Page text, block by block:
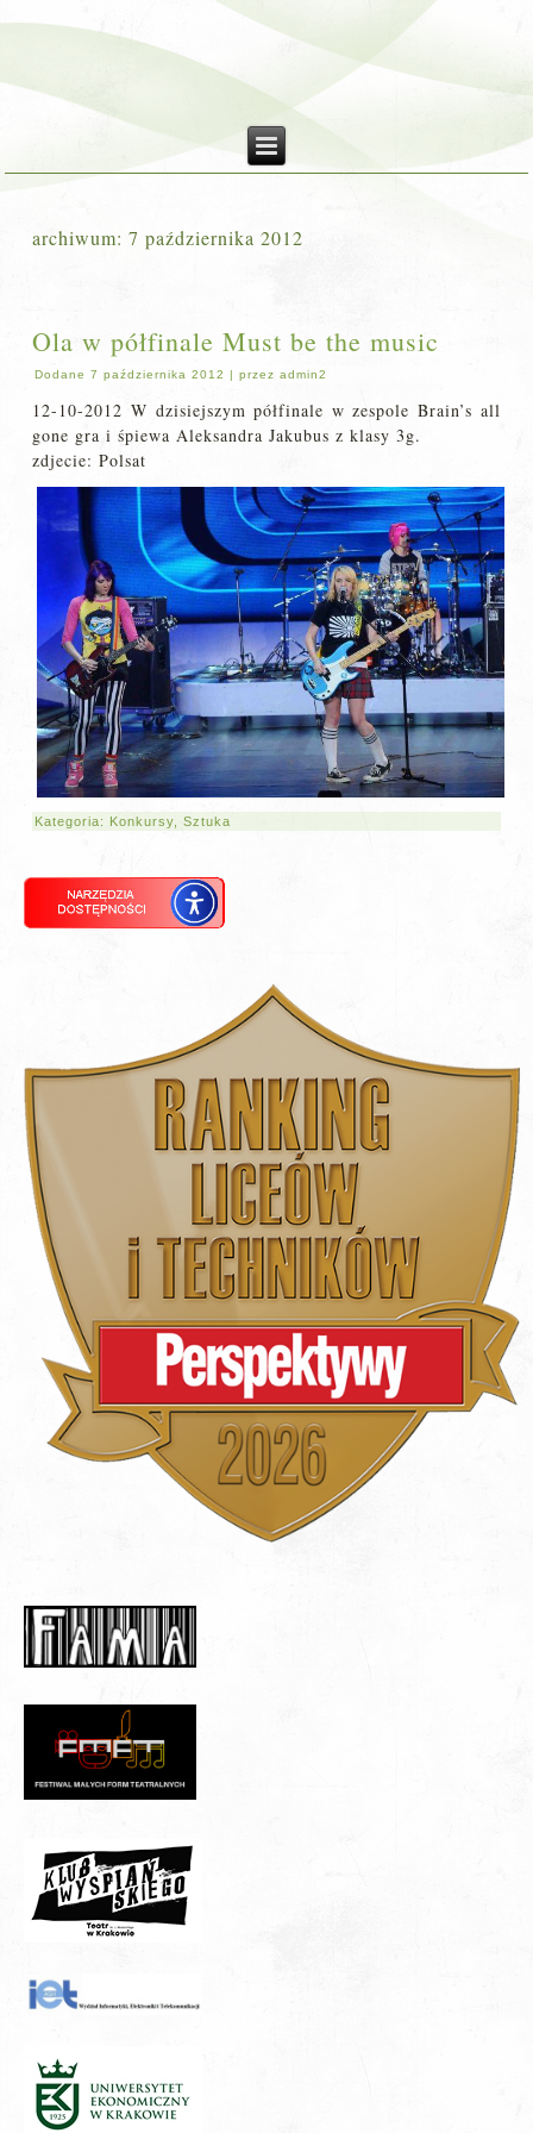
archiwum:7 października 2012
Ola w półfinale Must be the music
Dodane 7 października 2012 |przez admin2
12-10-2012 W dzisiejszym półfinale w zespole Brain’s all
gone gra i śpiewa Aleksandra Jakubus z klasy 3g.
zdjecie: Polsat
Kategoria: Konkursy ,Sztuka